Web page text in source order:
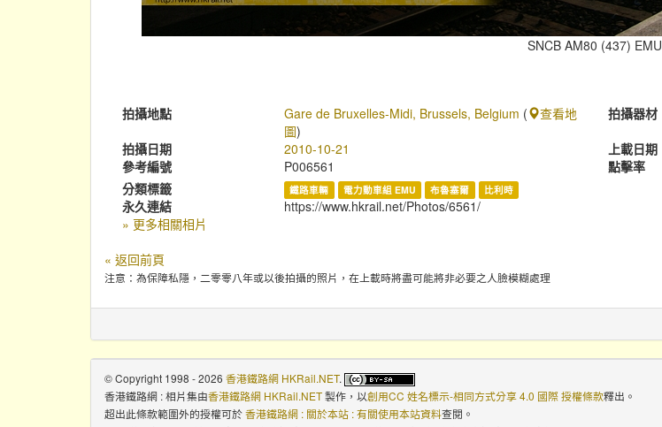
SNCB AM80 (437) EMU
拍攝地點 Gare de Bruxelles-Midi, Brussels, Belgium (
查看地
圖)
拍攝器材
拍攝日期
2010-10-21 上載日期
參考編號
P006561 點擊率
分類標籤
鐵路車輛 電力動車組 EMU 布魯塞爾 比利時
永久連結
https://www.hkrail.net/Photos/6561/
» 更多相關相片
« 返回前頁
注意：為保障私隱，二零零八年或以後拍攝的照片，在上載時將盡可能將非必要之人臉模糊處理
© Copyright 1998 - 2026 香港鐵路網 HKRail.NET.
香港鐵路網 : 相片集由香港鐵路網 HKRail.NET製作，以創用CC 姓名標示-相同方式分享 4.0 國際 授權條款釋出。
超出此條款範圍外的授權可於香港鐵路網 : 關於本站 : 有關使用本站資料查閱。